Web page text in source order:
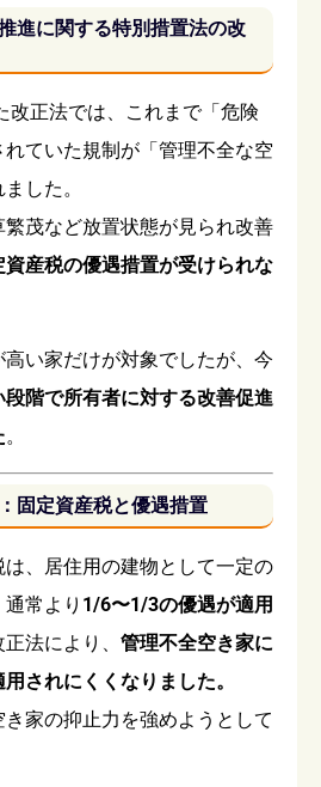
進に関する特別措置法の改
改正法では、これまで「危険
ていた規制が「管理不全な空
した。
茂など放置状態が見られ改善
資産税の優遇措置が受けられな
い家だけが対象でしたが、今
段階で所有者に対する改善促進
。
固定資産税と優遇措置
、居住用の建物として一定の
常より 1/6〜1/3の優遇が適用
法により、 管理不全空き家に
されにくくなりました。
家の抑止力を強めようとして